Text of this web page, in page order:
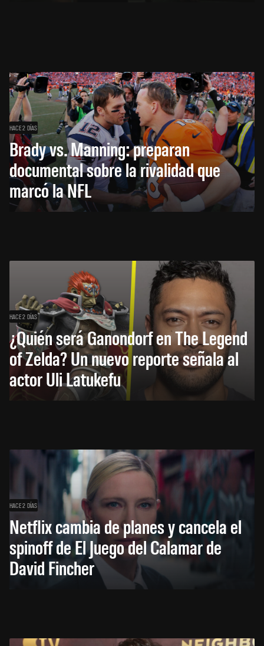
HACE 2 DÍAS
Brady vs. Manning: preparan
documental sobre la rivalidad que
marcó la NFL
HACE 2 DÍAS
¿Quién será Ganondorf en The Legend
of Zelda? Un nuevo reporte señala al
actor Uli Latukefu
HACE 2 DÍAS
Netflix cambia de planes y cancela el
spinoff de El Juego del Calamar de
David Fincher